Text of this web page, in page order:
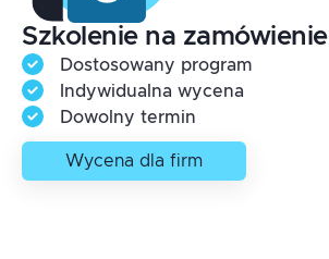
Szkolenie na zamówienie
Dostosowany program
Indywidualna wycena
Dowolny termin
Wycena dla firm